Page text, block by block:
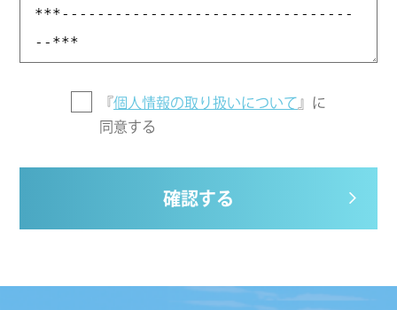
『個人情報の取り扱いについて 』に
同意する
確認する